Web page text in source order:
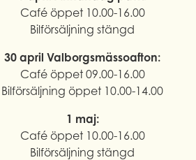
Café öppet 10.00-16.00
Bilförsäljning stängd
30 april Valborgsmässoafton:
Café öppet 09.00-16.00
Bilförsäljning öppet 10.00-14.00
1 maj:
Café öppet 10.00-16.00
Bilförsäljning stängd